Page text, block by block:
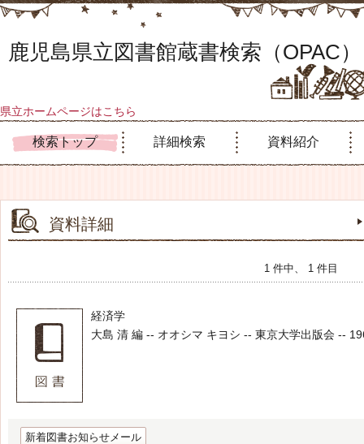
鹿児島県立図書館蔵書検索（OPAC）
県立ホームページはこちら
検索トップ 詳細検索 資料紹介
資料詳細
1 件中、 1 件目
経済学
大島 清 編 -- オオシマ キヨシ -- 東京大学出版会 --
新着図書お知らせメール